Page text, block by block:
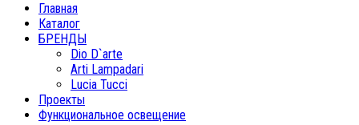
Главная
Каталог
БРЕНДЫ
Dio D`arte
Arti Lampadari
Lucia Tucci
Проекты
Функциональное освещение